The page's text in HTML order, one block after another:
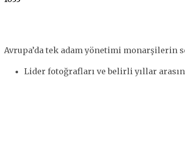
Avrupa’da tek adam yönetimi monarşilerin
Lider fotoğrafları ve belirli yıllar